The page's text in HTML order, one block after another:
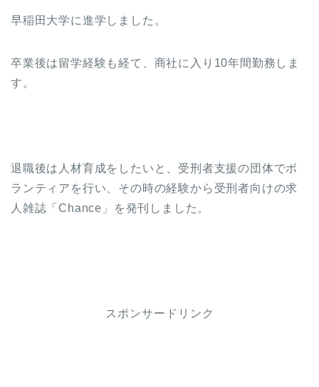
早稲田大学に進学しました。
卒業後は留学経験も経て、商社に入り10年間勤務しま
す。
退職後は人材育成をしたいと、受刑者支援の団体でボ
ランティアを行い、その時の経験から受刑者向けの求
人雑誌「Chance」を発刊しました。
スポンサードリンク